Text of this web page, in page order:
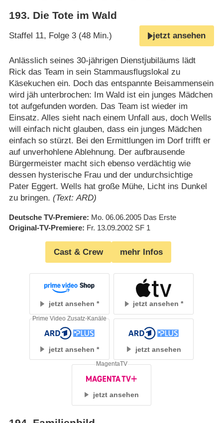
193. Die Tote im Wald
Staffel 11, Folge 3 (48 Min.) jetzt ansehen
Anlässlich seines 30-jährigen Dienstjubiläums lädt
Rick das Team in sein Stammausflugslokal zu
Käsekuchen ein. Doch das entspannte Beisammensein
wird jäh unterbrochen: Im Wald ist ein junges Mädchen
tot aufgefunden worden. Das Team ist wieder im
Einsatz. Alles sieht nach einem Unfall aus, doch Wells
will einfach nicht glauben, dass ein junges Mädchen
einfach so stürzt. Bei den Ermittlungen im Dorf trifft er
auf unverhohlene Ablehnung. Der aufbrausende
Bürgermeister macht sich ebenso verdächtig wie
dessen hysterische Frau und der undurchsichtige
Pater Eggert. Wells hat große Mühe, Licht ins Dunkel
zu bringen. (Text: ARD)
Deutsche TV-Premiere Mo. 06.06.2005 Das Erste
Original-TV-Premiere Fr. 13.09.2002 SF 1
Cast & Crew mehr Infos
jetzt ansehen jetzt ansehen
jetzt ansehen
Prime Video Zusatz-Kanäle
jetzt ansehen
jetzt ansehen
MagentaTV